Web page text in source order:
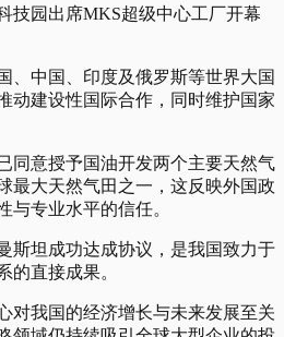
技园出席MKS超级中心工厂开幕
、中国、印度及俄罗斯等世界大国
动建设性国际合作，同时维护国家
同意授予国油开发两个主要天然气
最大天然气田之一，这反映外国政
与专业水平的信任。
斯坦成功达成协议，是我国致力于
的直接成果。
对我国的经济增长与未来发展至关